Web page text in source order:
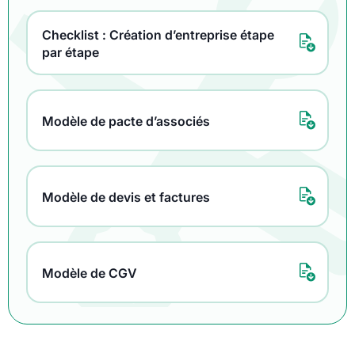
Checklist : Création d’entreprise étape
par étape
Modèle de pacte d’associés
Modèle de devis et factures
Modèle de CGV